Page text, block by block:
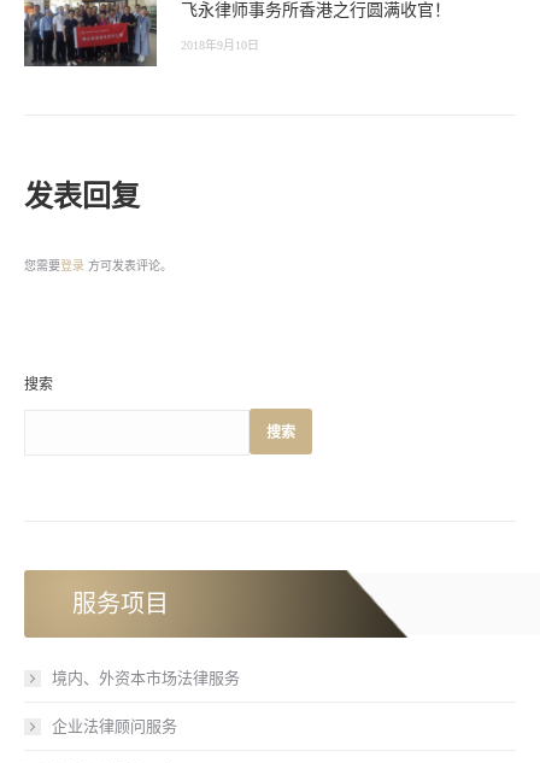
飞永律师事务所香港之行圆满收官！
2018年9月10日
发表回复
您需要登录 方可发表评论。
搜索
搜索
服务项目
境内、外资本市场法律服务
企业法律顾问服务